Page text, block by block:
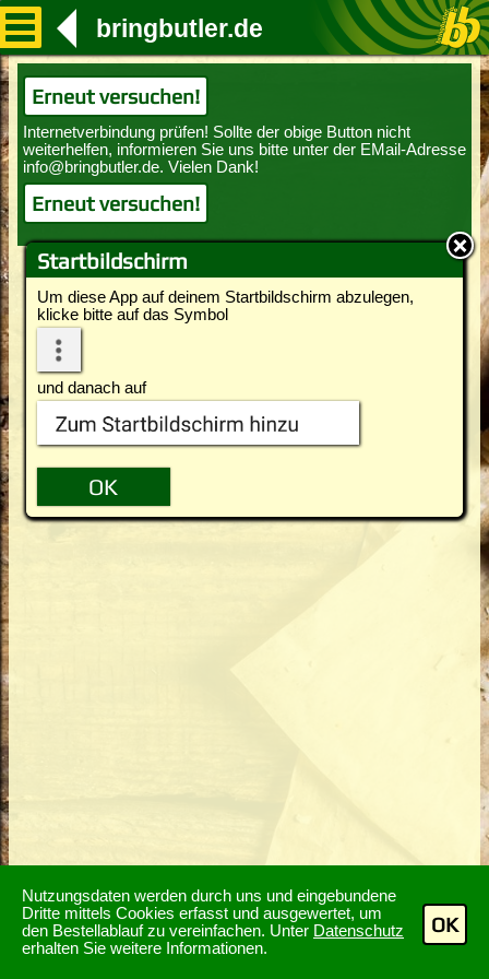
Nutzungsdaten werden durch uns und eingebundene
Dritte mittels Cookies erfasst und ausgewertet, um
den Bestellablauf zu vereinfachen. Unter Datenschutz
erhalten Sie weitere Informationen.
OK
Startbildschirm
Um diese App auf deinem Startbildschirm abzulegen,
klicke bitte auf das Symbol
und danach auf
bringbutler.de
Erneut versuchen!
Erneut versuchen!